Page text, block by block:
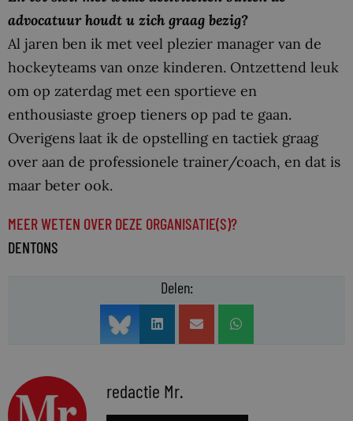
advocatuur houdt u zich graag bezig?
Al jaren ben ik met veel plezier manager van de
hockeyteams van onze kinderen. Ontzettend leuk
om op zaterdag met een sportieve en
enthousiaste groep tieners op pad te gaan.
Overigens laat ik de opstelling en tactiek graag
over aan de professionele trainer/coach, en dat is
maar beter ook.
MEER WETEN OVER DEZE ORGANISATIE(S)?
DENTONS
Delen:
redactie Mr.